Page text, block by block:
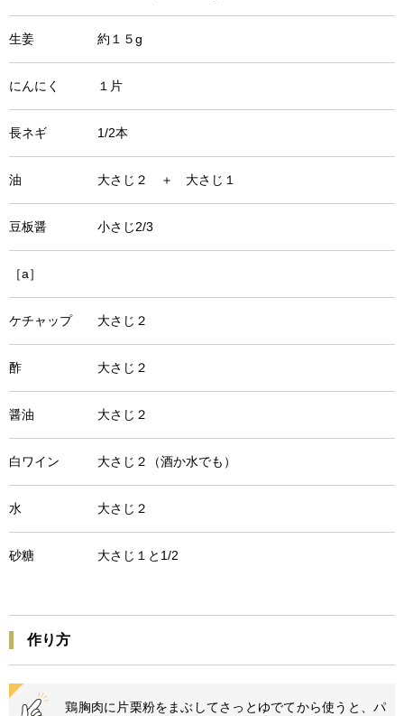
生姜 約１５g
にんにく １片
長ネギ 1/2本
油 大さじ２ ＋ 大さじ１
豆板醤 小さじ2/3
［a］
ケチャップ 大さじ２
酢 大さじ２
醤油 大さじ２
白ワイン 大さじ２（酒か水でも）
水 大さじ２
砂糖 大さじ１と1/2
作り方
鶏胸肉に片栗粉をまぶしてさっとゆでてから使うと、パ